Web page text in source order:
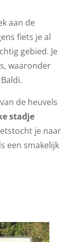
aan de
fiets je al
gebied. Je
waaronder
de heuvels
stadje
je naar
een smakelijk